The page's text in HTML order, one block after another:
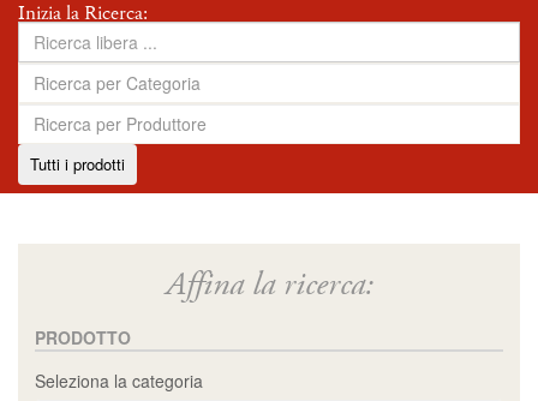
Inizia la Ricerca:
Tutti i prodotti
Affina la ricerca:
PRODOTTO
Seleziona la categoria